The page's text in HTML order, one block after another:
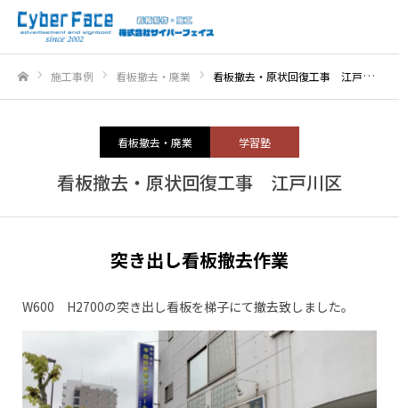
施工事例 看板撤去・廃業 看板撤去・原状回復工事 江戸川区
看板撤去・廃業 学習塾
看板撤去・原状回復工事 江戸川区
突き出し看板撤去作業
W600 H2700の突き出し看板を梯子にて撤去致しました。